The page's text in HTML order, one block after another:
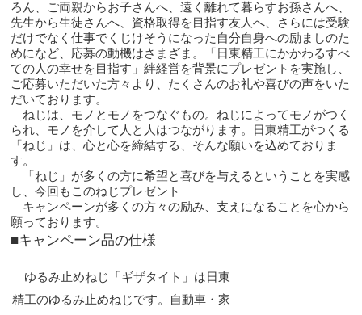
ろん、ご両親からお子さんへ、遠く離れて暮らすお孫さんへ、
先生から生徒さんへ、資格取得を目指す友人へ、さらには受験
だけでなく仕事でくじけそうになった自分自身への励ましのた
めになど、応募の動機はさまざま。「日東精工にかかわるすべ
ての人の幸せを目指す」絆経営を背景にプレゼントを実施し、
ご応募いただいた方々より、たくさんのお礼や喜びの声をいた
だいております。
ねじは、モノとモノをつなぐもの。ねじによってモノがつく
られ、モノを介して人と人はつながります。日東精工がつくる
「ねじ」は、心と心を締結する、そんな願いを込めておりま
す。
「ねじ」が多くの方に希望と喜びを与えるということを実感
し、今回もこのねじプレゼント
キャンペーンが多くの方々の励み、支えになることを心から
願っております。
■キャンペーン品の仕様
ゆるみ止めねじ「ギザタイト」は日東
精工のゆるみ止めねじです。自動車・家